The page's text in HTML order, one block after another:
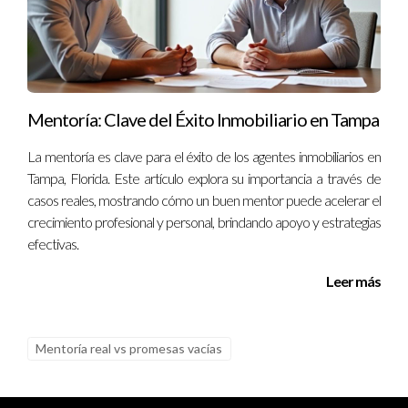
buscar un mentor que pueda guiarte en tu viaje. No olvides
que cada gran agente comenzó donde tú estás ahora; lo
importante es dar ese primer paso hacia adelante. Si sientes
que necesitas orientación o apoyo adicional en tu camino
inmobiliario, no dudes en contactar a Ignacio Valenzuela. Él
está aquí para ayudarte a alcanzar tus sueños.
Preguntas Frecuentes
¿Qué hace un buen mentor?
Un buen mentor debe tener experiencia relevante,
habilidades comunicativas efectivas y una disposición genuina
¿Cuánto tiempo debería durar una relación de
mentoría?
Mentoría: Clave del Éxito Inmobiliario en Tampa
La mentoría es clave para el éxito de los agentes inmobiliarios en
Tampa, Florida. Este artículo explora su importancia a través de
casos reales, mostrando cómo un buen mentor puede acelerar el
crecimiento profesional y personal, brindando apoyo y estrategias
efectivas.
Leer más
Mentoría real vs promesas vacías